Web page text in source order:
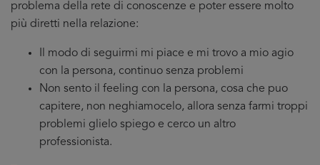
problema della rete di conoscenze e poter essere molto
più diretti nella relazione:
Il modo di seguirmi mi piace e mi trovo a mio agio
con la persona, continuo senza problemi
Non sento il feeling con la persona, cosa che puo
capitere, non neghiamocelo, allora senza farmi troppi
problemi glielo spiego e cerco un altro
professionista.